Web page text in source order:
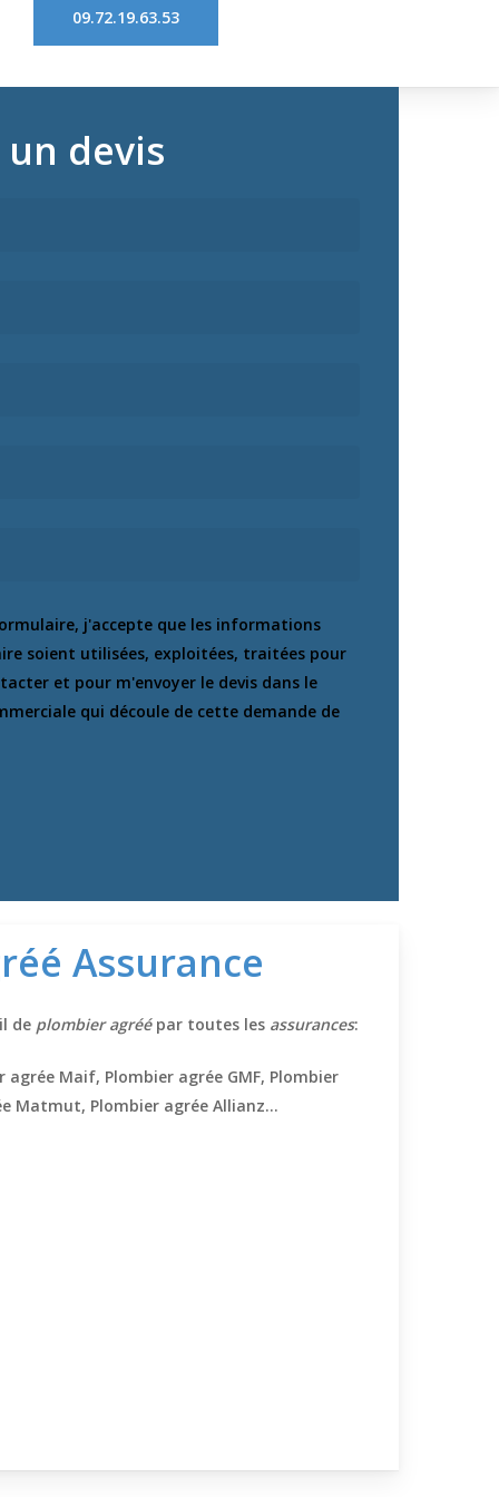
09.72.19.63.53
devis
j'accepte que les informations
soient utilisées, exploitées, traitées pour
et pour m'envoyer le devis dans le
qui découle de cette demande de
Assurance
de plombier agréépar toutes les assurances:
agrée Maif, Plombier agrée GMF, Plombier
Matmut, Plombier agrée Allianz…